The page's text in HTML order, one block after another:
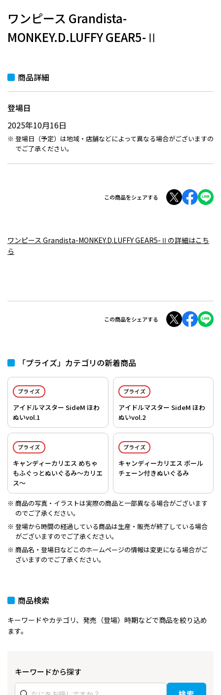
ワンピース Grandista-
MONKEY.D.LUFFY GEAR5-Ⅱ
商品詳細
登場日
2025年10月16日
登場日（予定）は地域・店舗などによって異なる場合がございますの
でご了承ください。
この商品をシェアする
ワンピース Grandista-MONKEY.D.LUFFY GEAR5-Ⅱの詳細はこち
ら
この商品をシェアする
「プライズ」カテゴリの新着商品
プライズ
アイドルマスター SideM ほわ
ぬいvol.1
プライズ
アイドルマスター SideM ほわ
ぬいvol.2
プライズ
キャンディーカリエス めちゃ
もふぐっとぬいぐるみ～カリエ
ス～
プライズ
キャンディーカリエス ボール
チェーン付きぬいぐるみ
商品の写真・イラストは実際の商品と一部異なる場合がございます
のでご了承ください。
登場から時間の経過している商品は生産・販売が終了している場合
がございますのでご了承ください。
商品名・登場日などこのホームページの情報は変更になる場合がご
ざいますのでご了承ください。
商品検索
キーワードやカテゴリ、発売（登場）時期などで商品を絞り込め
ます。
キーワードから探す